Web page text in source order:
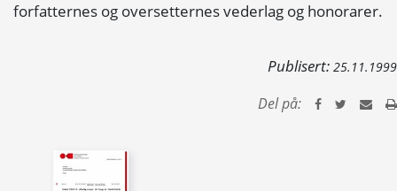
forfatternes og oversetternes vederlag og honorarer.
Publisert: 25.11.1999
Del på: